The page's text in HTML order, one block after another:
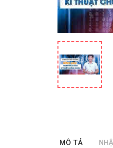
MÔ TẢ